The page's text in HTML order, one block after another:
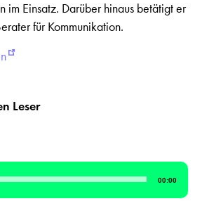
im Einsatz. Darüber hinaus betätigt er
für Kommunikation.
Leser
00:00